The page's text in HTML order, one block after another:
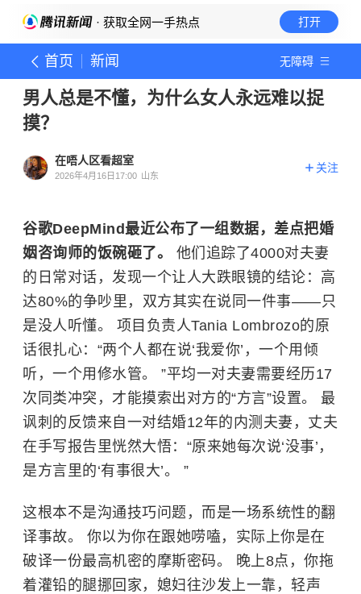
· 获取全网一手热点 打开
首页 新闻 无障碍
男人总是不懂，为什么女人永远难以捉
摸？
在唔人区看超室
2026年4月16日17:00 山东
关注
谷歌DeepMind最近公布了一组数据，差点把婚
姻咨询师的饭碗砸了。 他们追踪了4000对夫妻
的日常对话，发现一个让人大跌眼镜的结论：高
达80%的争吵里，双方其实在说同一件事——只
是没人听懂。 项目负责人Tania Lombrozo的原
话很扎心：“两个人都在说‘我爱你’，一个用倾
听，一个用修水管。 ”平均一对夫妻需要经历17
次同类冲突，才能摸索出对方的“方言”设置。 最
讽刺的反馈来自一对结婚12年的内测夫妻，丈夫
在手写报告里恍然大悟：“原来她每次说‘没事’，
是方言里的‘有事很大’。 ”
这根本不是沟通技巧问题，而是一场系统性的翻
译事故。 你以为你在跟她唠嗑，实际上你是在
破译一份最高机密的摩斯密码。 晚上8点，你拖
着灌铅的腿挪回家，媳妇往沙发上一靠，轻声